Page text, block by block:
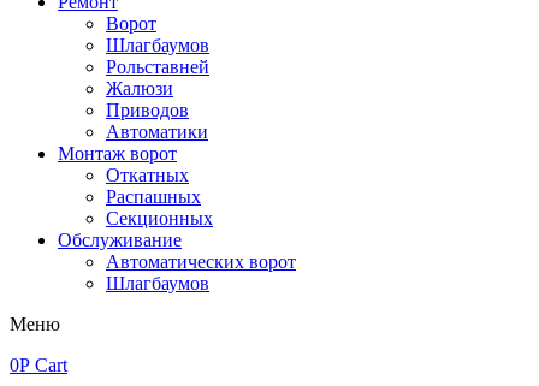
Ворот
Шлагбаумов
Рольставней
Жалюзи
Приводов
Автоматики
Монтаж ворот
Откатных
Распашных
Секционных
Обслуживание
Автоматических ворот
Шлагбаумов
Меню
0Р Cart